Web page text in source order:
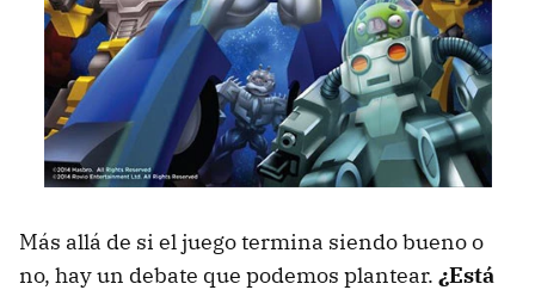
Más allá de si el juego termina siendo bueno o
no, hay un debate que podemos plantear. ¿Está